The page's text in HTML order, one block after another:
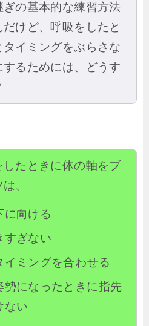
の基本的な練習方法
けど、呼吸をしたと
タイミングをぶらさな
するためには、どうす
したときに体の軸をブ
、
に向ける
すぎない
イミングを合わせる
勢になったときに指先
ない